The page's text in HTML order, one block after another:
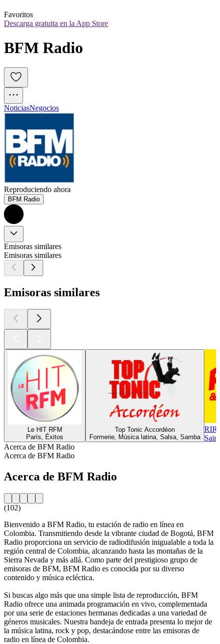
Favoritos
Descarga gratuita en la App Store
BFM Radio
NoticiasNegocios
Reproduciendo ahora
BFM Radio
Emisoras similares
Emisoras similares
Emisoras similares
Le HIT RFM
París, Éxitos
Top Tonic Accordéon
Formerie, Música latina, Salsa, Samba
Acerca de BFM Radio
Acerca de BFM Radio
Acerca de BFM Radio
(102)
Bienvenido a BFM Radio, tu estación de radio en línea en
Colombia. Transmitiendo desde la vibrante ciudad de Bogotá, BFM
Radio proporciona un servicio de radiodifusión inigualable a toda la
región central de Colombia, alcanzando hasta las montañas de la
Sierra Nevada y más allá. Como parte del prestigioso grupo de
emisoras de BFM, BFM Radio es conocida por su diverso
contenido y música ecléctica.
Si buscas algo más que una simple lista de reproducción, BFM
Radio ofrece una animada programación en vivo, complementada
por una serie de estaciones hermanas dedicadas a una variedad de
géneros musicales. Nuestra bandeja de entrada presenta lo mejor de
la música latina, rock y pop, destacándose entre las emisoras de
radio en línea de Colombia.